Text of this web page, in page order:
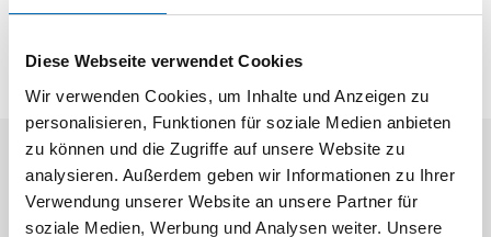
Diese Webseite verwendet Cookies
Wir verwenden Cookies, um Inhalte und Anzeigen zu
personalisieren, Funktionen für soziale Medien anbieten
zu können und die Zugriffe auf unsere Website zu
analysieren. Außerdem geben wir Informationen zu Ihrer
Verwendung unserer Website an unsere Partner für
soziale Medien, Werbung und Analysen weiter. Unsere
Aktuelle Angebote